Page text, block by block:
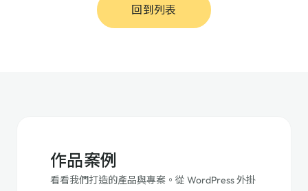
回到列表
作品案例
看看我們打造的產品與專案。從 WordPress 外掛